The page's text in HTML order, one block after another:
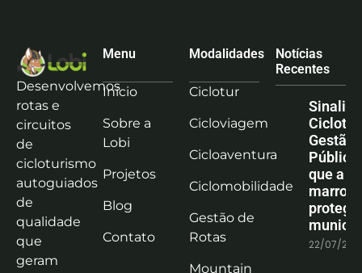
Desenvolvemos
rotas e
circuitos
de
cicloturismo
autoguiados
de
qualidade
que
geram
Menu
Início
Sobre a
Lobi
Projetos
Blog
Contato
Modalidades
Ciclotur
Cicloviagem
Cicloaventura
Ciclomobilidade
Gestão de
Rotas
Mountain
Notícias
Recentes
Gestão
que a
marrom
protege
22/07/